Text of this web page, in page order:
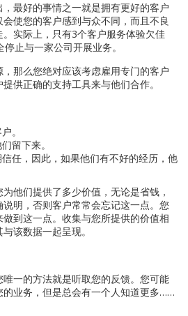
最好的事情之一就是拥有更好的客户
使您的客户感到与众不同，而且不良
实际上，只有3个客户服务体验欠佳
止与一家公司开展业务。
那么您绝对应该考虑雇用专门的客户
供正确的支持工具来与他们合作。
。
留下来。
任，因此，如果他们有不好的经历，他
他们提供了多少价值，无论是省钱，
明，否则客户常常会忘记这一点。您
到这一点。收集与您所提供的价值相
该数据一起呈现。
一的方法就是听取您的反馈。您可能
的业务，但是总会有一个人知道更多……